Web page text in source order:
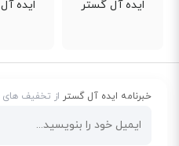
آن، مقدار کارکرد و تمیزی دستگاه. از
خبرنامه ایده آل گستراز تخفیف های